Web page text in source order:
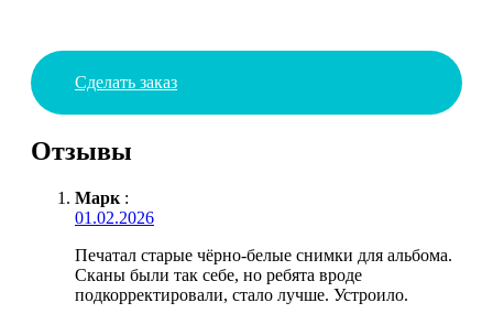
Сделать заказ
Отзывы
Марк :
01.02.2026
Печатал старые чёрно-белые снимки для альбома.
Сканы были так себе, но ребята вроде
подкорректировали, стало лучше. Устроило.